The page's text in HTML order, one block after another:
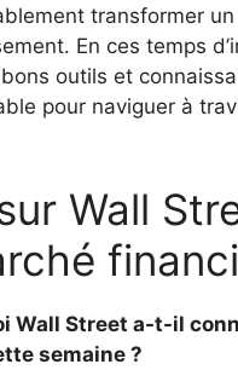
transformer
En ces temps
outils et
pour naviguer à
Wall
Wall Street a-t-il
semaine ?